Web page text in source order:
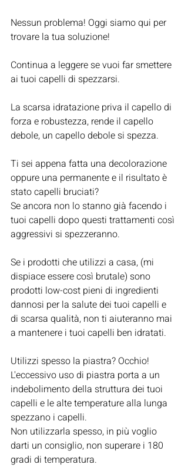
Nessun problema! Oggi siamo qui per
trovare la tua soluzione!
Continua a leggere se vuoi far smettere
ai tuoi capelli di spezzarsi.
La scarsa idratazione priva il capello di
forza e robustezza, rende il capello
debole, un capello debole si spezza.
Ti sei appena fatta una decolorazione
oppure una permanente e il risultato è
stato capelli bruciati?
Se ancora non lo stanno già facendo i
tuoi capelli dopo questi trattamenti così
aggressivi si spezzeranno.
Se i prodotti che utilizzi a casa, (mi
dispiace essere così brutale) sono
prodotti low-cost pieni di ingredienti
dannosi per la salute dei tuoi capelli e
di scarsa qualità, non ti aiuteranno mai
a mantenere i tuoi capelli ben idratati.
Utilizzi spesso la piastra? Occhio!
L'eccessivo uso di piastra porta a un
indebolimento della struttura dei tuoi
capelli e le alte temperature alla lunga
spezzano i capelli.
Non utilizzarla spesso, in più voglio
darti un consiglio, non superare i 180
gradi di temperatura.